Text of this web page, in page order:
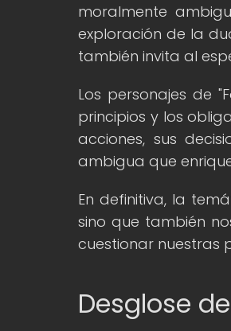
moralmente
exploración de la
también invita al
Los personajes de
principios y los
acciones, sus
ambigua que
En definitiva, la
sino que también
cuestionar nuestras
Desglose